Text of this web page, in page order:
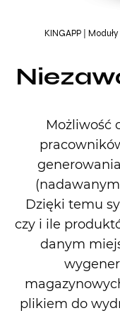
KINGAPP
Możliwość
Dzięki temu
czy i ile
danym
plikiem do